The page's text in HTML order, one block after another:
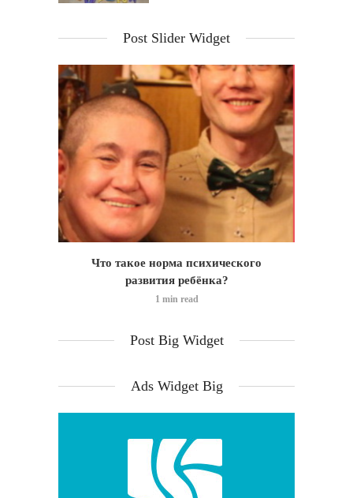
Post Slider Widget
Что такое норма психического
развития ребёнка?
1 min read
Post Big Widget
Ads Widget Big